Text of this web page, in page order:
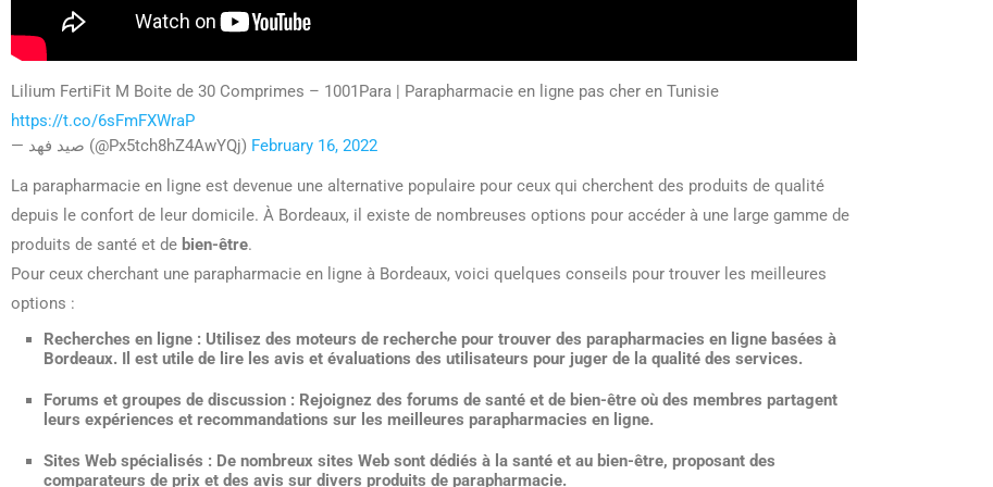
Lilium FertiFit M Boite de 30 Comprimes – 1001Para | Parapharmacie en ligne pas cher en Tunisie
https://t.co/6sFmFXWraP
— صيد فهد (@Px5tch8hZ4AwYQj) February 16, 2022
La parapharmacie en ligne est devenue une alternative populaire pour ceux qui cherchent des produits de qualité
depuis le confort de leur domicile. À Bordeaux, il existe de nombreuses options pour accéder à une large gamme de
produits de santé et de bien-être.
Pour ceux cherchant une parapharmacie en ligne à Bordeaux, voici quelques conseils pour trouver les meilleures
options :
Recherches en ligne : Utilisez des moteurs de recherche pour trouver des parapharmacies en ligne basées à
Bordeaux. Il est utile de lire les avis et évaluations des utilisateurs pour juger de la qualité des services.
Forums et groupes de discussion : Rejoignez des forums de santé et de bien-être où des membres partagent
leurs expériences et recommandations sur les meilleures parapharmacies en ligne.
Sites Web spécialisés : De nombreux sites Web sont dédiés à la santé et au bien-être, proposant des
comparateurs de prix et des avis sur divers produits de parapharmacie.